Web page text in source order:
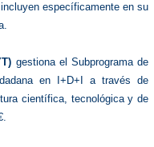
específicamente en su
gestiona el Subprograma de
en I+D+I a través de
científica, tecnológica y de